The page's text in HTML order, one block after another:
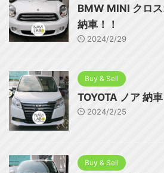
BMW MINI クロ
納車！！
2024/2/29
Buy & Sell
TOYOTA ノア 納車
2024/2/25
Buy & Sell